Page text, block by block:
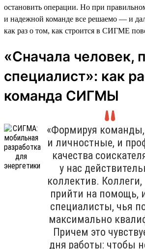
остановить операции. Но при
и надежной команде все решаемо — и
как раз о том, как строится в СИГМЕ
«Сначала человек,
специалист»: как
команда СИГМЫ
«Формируя
и личностные, и
качества
у нас
коллектив. Коллеги,
прийти на помощь,
специалисты, чья
максимально
Причем это
дня работы: чтобы